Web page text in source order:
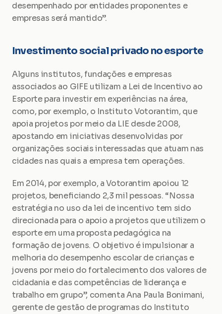
desempenhado por entidades proponentes e
empresas será mantido”.
Investimento social privado no esporte
Alguns institutos, fundações e empresas
associados ao GIFE utilizam a Lei de Incentivo ao
Esporte para investir em experiências na área,
como, por exemplo, o Instituto Votorantim, que
apoia projetos por meio da LIE desde 2008,
apostando em iniciativas desenvolvidas por
organizações sociais interessadas que atuam nas
cidades nas quais a empresa tem operações.
Em 2014, por exemplo, a Votorantim apoiou 12
projetos, beneficiando 2,3 mil pessoas. “Nossa
estratégia no uso da lei de incentivo tem sido
direcionada para o apoio a projetos que utilizem o
esporte em uma proposta pedagógica na
formação de jovens. O objetivo é impulsionar a
melhoria do desempenho escolar de crianças e
jovens por meio do fortalecimento dos valores de
cidadania e das competências de liderança e
trabalho em grupo”, comenta Ana Paula Bonimani,
gerente de gestão de programas do Instituto